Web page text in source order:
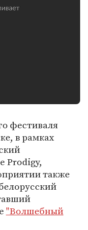
фестиваля
в рамках
Prodigy,
также
"Волшебный